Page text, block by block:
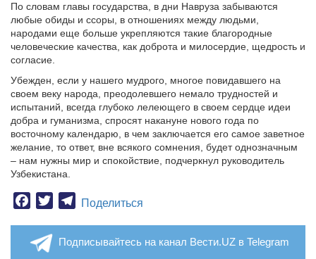
По словам главы государства, в дни Навруза забываются
любые обиды и ссоры, в отношениях между людьми,
народами еще больше укрепляются такие благородные
человеческие качества, как доброта и милосердие, щедрость и
согласие.
Убежден, если у нашего мудрого, многое повидавшего на
своем веку народа, преодолевшего немало трудностей и
испытаний, всегда глубоко лелеющего в своем сердце идеи
добра и гуманизма, спросят накануне нового года по
восточному календарю, в чем заключается его самое заветное
желание, то ответ, вне всякого сомнения, будет однозначным
– нам нужны мир и спокойствие, подчеркнул руководитель
Узбекистана.
Facebook
TwitterTelegram
Поделиться
Подписывайтесь на канал Вести.UZ в Telegram